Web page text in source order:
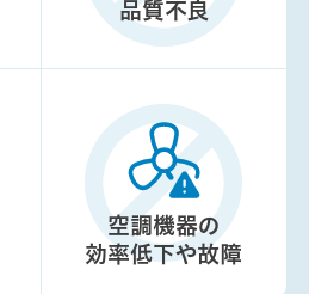
品質不良
空調機器の
効率低下や故障